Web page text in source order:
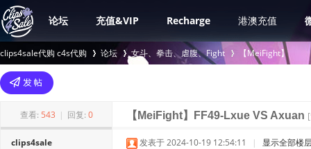
论坛 充值&VIP Recharge 港澳充值
clips4sale代购 c4s代购
>
论坛 女斗、拳击、虐腹、Fight
›
【MeiFight】
查看: 543 | 回复: 0 【MeiFight】FF49-Lxue VS Axuan
clips4sale 发表于 2024-10-19 12:54:11 | 显示全部楼